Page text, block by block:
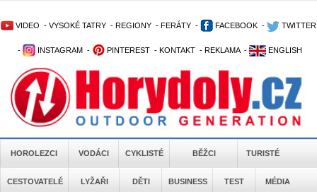
VIDEO - VYSOKÉ TATRY - REGIONY - FERÁTY - FACEBOOK - TWITTER
- INSTAGRAM - PINTEREST - KONTAKT - REKLAMA - ENGLISH
HOROLEZCI VODÁCI CYKLISTÉ BĚŽCI TURISTÉ
CESTOVATELÉ LYŽAŘI DĚTI BUSINESS TEST MÉDIA